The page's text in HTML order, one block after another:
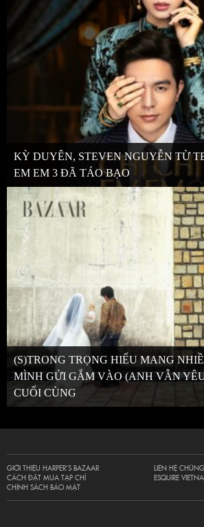
KỲ DUYÊN, STEVEN NGUYỄN TỪ
EM EM 3 ĐÃ TÁO BẠO
(S)TRONG TRỌNG HIẾU MANG
MÌNH GỬI GẮM VÀO (ANH VẪN
CUỐI CÙNG
GIỚI THIỆU HARPER’S BAZAAR
CÁCH ĐẶT MUA TẠP CHÍ
CHÍNH SÁCH BẢO MẬT
LIÊN HỆ
ESQUIRE